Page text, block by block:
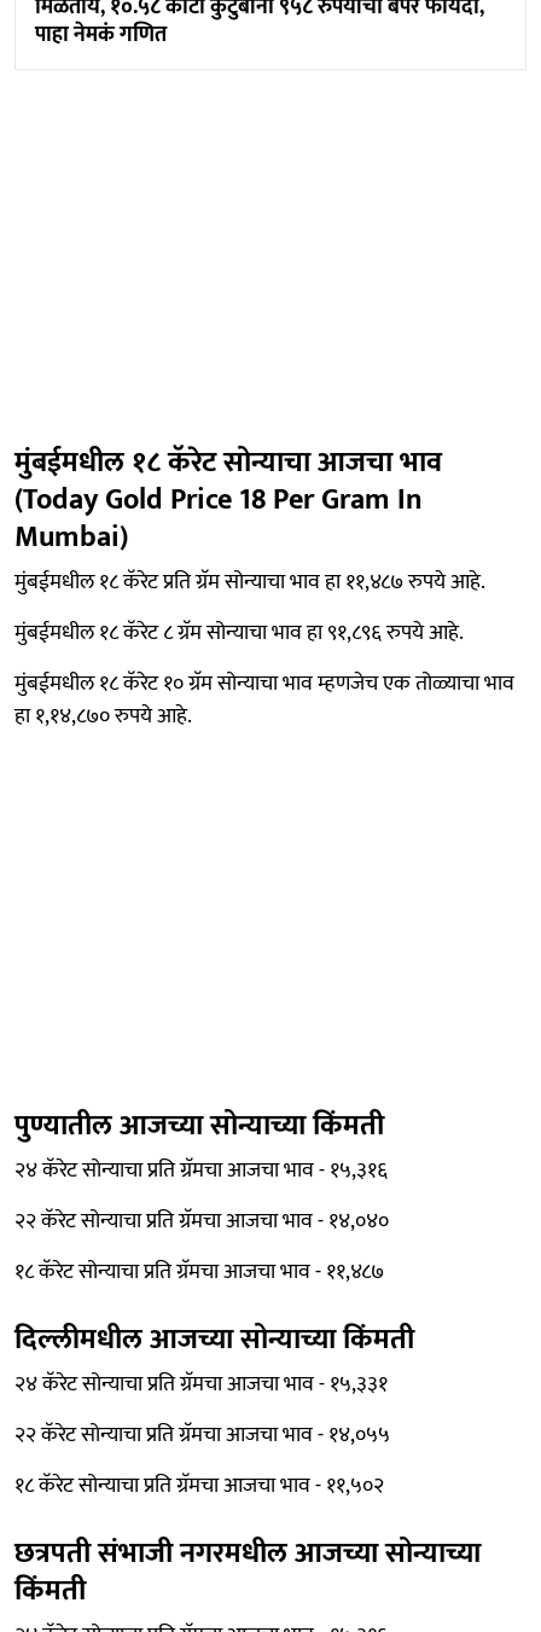
मिळतोय, १०.५८ कोटी कुटुंबांना ९५८ रुपयांचा बंपर फायदा,
पाहा नेमकं गणित
मुंबईमधील १८ कॅरेट सोन्याचा आजचा भाव
(Today Gold Price 18 Per Gram In
Mumbai)
मुंबईमधील १८ कॅरेट प्रति ग्रॅम सोन्याचा भाव हा ११,४८७ रुपये आहे.
मुंबईमधील १८ कॅरेट ८ ग्रॅम सोन्याचा भाव हा ९१,८९६ रुपये आहे.
मुंबईमधील १८ कॅरेट १० ग्रॅम सोन्याचा भाव म्हणजेच एक तोळ्याचा भाव
हा १,१४,८७० रुपये आहे.
पुण्यातील आजच्या सोन्याच्या किंमती
२४ कॅरेट सोन्याचा प्रति ग्रॅमचा आजचा भाव - १५,३१६
२२ कॅरेट सोन्याचा प्रति ग्रॅमचा आजचा भाव - १४,०४०
१८ कॅरेट सोन्याचा प्रति ग्रॅमचा आजचा भाव - ११,४८७
दिल्लीमधील आजच्या सोन्याच्या किंमती
२४ कॅरेट सोन्याचा प्रति ग्रॅमचा आजचा भाव - १५,३३१
२२ कॅरेट सोन्याचा प्रति ग्रॅमचा आजचा भाव - १४,०५५
१८ कॅरेट सोन्याचा प्रति ग्रॅमचा आजचा भाव - ११,५०२
छत्रपती संभाजी नगरमधील आजच्या सोन्याच्या
किंमती